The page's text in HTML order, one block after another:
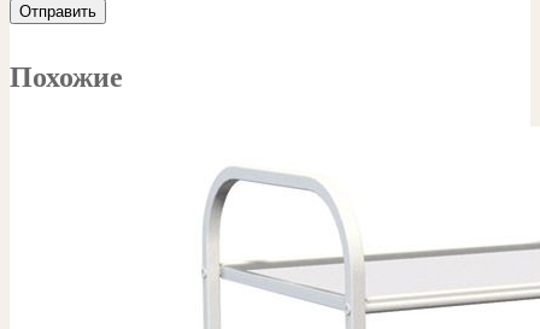
Похожие